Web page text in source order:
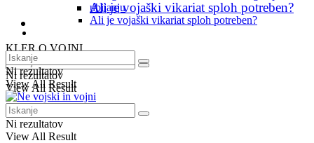
Ali je vojaški vikariat sploh potreben?
KLER O VOJNI
Ni rezultatov
View All Result
ubijanju
Ali je vojaški vikariat sploh potreben?
Ni rezultatov
View All Result
Ni rezultatov
View All Result